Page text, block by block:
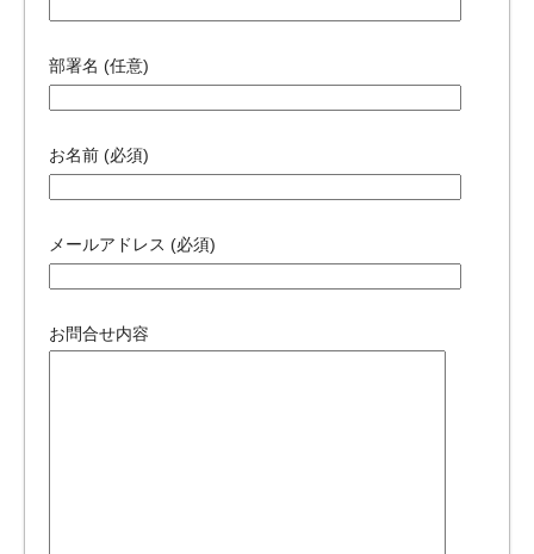
部署名 (任意)
お名前 (必須)
メールアドレス (必須)
お問合せ内容